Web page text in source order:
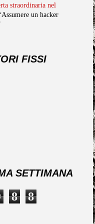
straordinaria nel
un hacker
FISSI
SETTIMANA
8 8